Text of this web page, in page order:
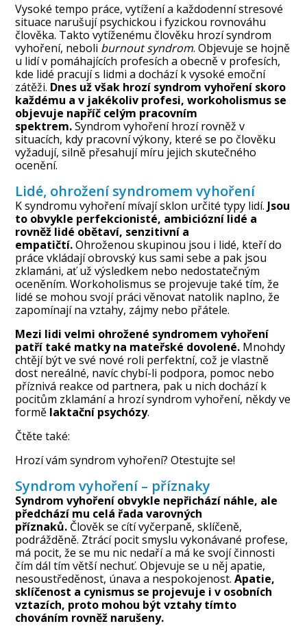
Vysoké tempo práce, vytížení a každodenní stresové
situace narušují psychickou i fyzickou rovnováhu
člověka. Takto vytíženému člověku hrozí syndrom
vyhoření, neboli burnout syndrom. Objevuje se hojně
u lidí v pomáhajících profesích a obecně v profesích,
kde lidé pracují s lidmi a dochází k vysoké emoční
zátěži. Dnes už však hrozí syndrom vyhoření skoro
každému a v jakékoliv profesi, workoholismus se
objevuje napříč celým pracovním
spektrem.Syndrom vyhoření hrozí rovněž v
situacích, kdy pracovní výkony, které se po člověku
vyžadují, silně přesahují míru jejich skutečného
ocenění.
Lidé, ohrožení syndromem vyhoření
K syndromu vyhoření mívají sklon určité typy lidí. Jsou
to obvykle perfekcionisté, ambiciózní lidé a
rovněž lidé obětaví, senzitivní a
empatičtí.Ohroženou skupinou jsou i lidé, kteří do
práce vkládají obrovský kus sami sebe a pak jsou
zklamáni, ať už výsledkem nebo nedostatečným
oceněním. Workoholismus se projevuje také tím, že
lidé se mohou svojí práci věnovat natolik naplno, že
zapomínají na vztahy, zájmy nebo přátele.
Mezi lidi velmi ohrožené syndromem vyhoření
patří také matky na mateřské dovolené. Mnohdy
chtějí být ve své nové roli perfektní, což je vlastně
dost nereálné, navíc chybí-li podpora, pomoc nebo
příznivá reakce od partnera, pak u nich dochází k
pocitům zklamání a hrozí syndrom vyhoření, někdy ve
formě laktační psychózy.
Čtěte také:
Hrozí vám syndrom vyhoření? Otestujte se!
Syndrom vyhoření – příznaky
Syndrom vyhoření obvykle nepřichází náhle, ale
předchází mu celá řada varovných
příznaků. Člověk se cítí vyčerpaně, sklíčeně,
podrážděně. Ztrácí pocit smyslu vykonávané profese,
má pocit, že se mu nic nedaří a má ke svojí činnosti
čím dál tím větší nechuť. Objevuje se u něj apatie,
nesoustředěnost, únava a nespokojenost.Apatie,
sklíčenost a cynismus se projevuje i v osobních
vztazích, proto mohou být vztahy tímto
chováním rovněž narušeny.